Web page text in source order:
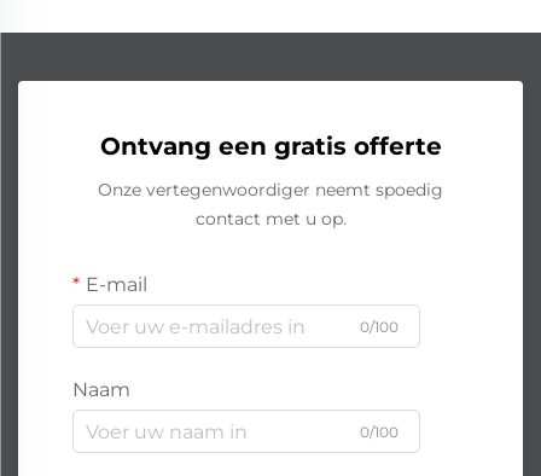
Ontvang een gratis offerte
Onze vertegenwoordiger neemt spoedig
contact met u op.
E-mail
0/100
Naam
0/100